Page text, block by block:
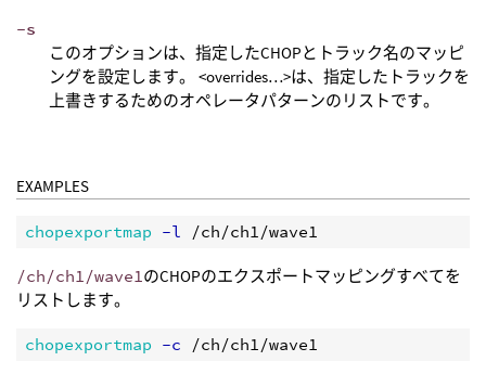
-s
このオプションは、指定したCHOPとトラック名のマッピ
ングを設定します。 <overrides…>は、指定したトラックを
上書きするためのオペレータパターンのリストです。
EXAMPLES
chopexportmap -l
/ch/ch1/wave1 のCHOPのエクスポートマッピングすべてを
リストします。
chopexportmap -c